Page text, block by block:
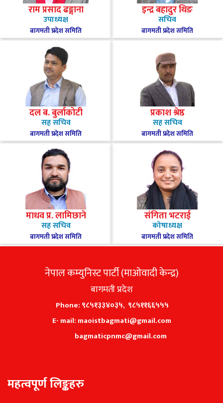
राम प्रसाद ढङ्गाना
उपाध्यक्ष
बागमती प्रदेश समिति
इन्द्र बहादुर थिङ
सचिव
बागमती प्रदेश समिति
दल ब. बुर्लाकोटी
सह सचिव
बागमती प्रदेश समिति
प्रकाश श्रेष्ठ
सह सचिव
बागमती प्रदेश समिति
माधव प्र. लामिछाने
सह सचिव
बागमती प्रदेश समिति
संगिता भटराई
कोषाध्यक्ष
बागमती प्रदेश समिति
नेपाल कम्युनिस्ट पार्टी (माओवादी केन्द्र)
बागमती प्रदेश
Phone: ९८५१३३४०३५, ९८५११६६५५५
E- mail: maoistbagmati@gmail.com
bagmaticpnmc@gmail.com
महत्वपूर्ण लिङ्कहरु